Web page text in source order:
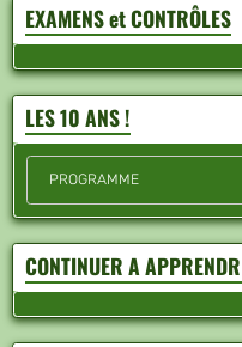
EXAMENS et CONTRÔLES
LES 10 ANS !
PROGRAMME
CONTINUER A